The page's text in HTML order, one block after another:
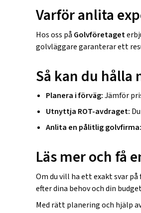
Varför anlita
Hos oss på Golvföretaget
golvläggare garanterar ett
Så kan du hålla
Planera i förväg:Jämför
Utnyttja ROT-avdraget:
Anlita en pålitlig golvfirma:
Läs mer och få
Om du vill ha ett exakt svar på
efter dina behov och din
Med rätt planering och hjälp